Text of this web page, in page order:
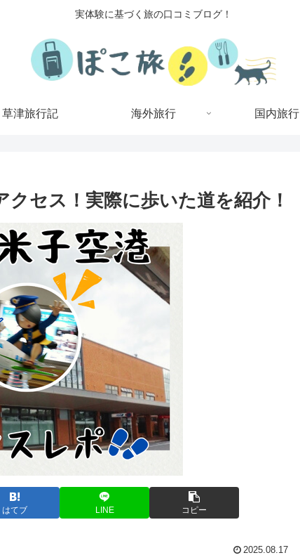
実体験に基づく旅の口コミブログ！
草津旅行記 海外旅行 国内旅行
セス！実際に歩いた道を紹介！
はてブ LINE コピー
2025.08.17